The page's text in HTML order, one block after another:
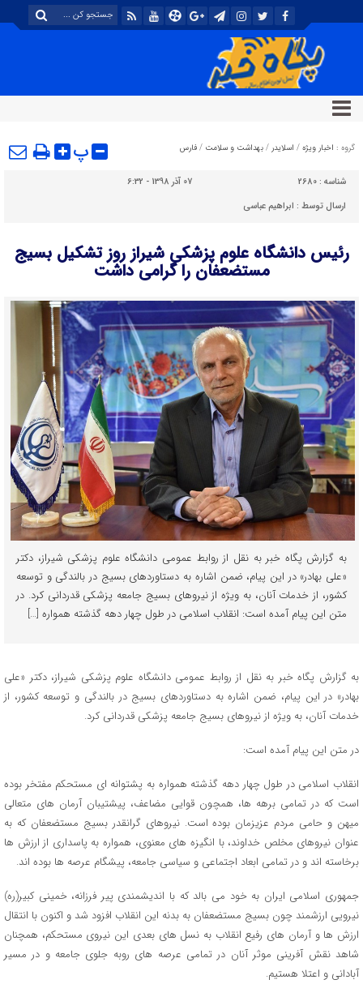
گروه : اخبار ویژه / اسلایدر / بهداشت و سلامت / فارس پ
شناسه : 2680
07 آذر 1398 - 6:32
ارسال توسط : ابراهیم عباسی
رئیس دانشگاه علوم پزشکی شیراز روز تشکیل بسیج
مستضعفان را گرامی داشت
به گزارش پگاه خبر به نقل از روابط عمومی دانشگاه علوم پزشکی شیراز، دکتر
«علی بهادر» در این پیام، ضمن اشاره به دستاوردهای بسیج در بالندگی و توسعه
کشور، از خدمات آنان، به ویژه از نیروهای بسیج جامعه پزشکی قدردانی کرد. در
متن این پیام آمده است: انقلاب اسلامی در طول چهار دهه گذشته همواره […]
به گزارش پگاه خبر به نقل از روابط عمومی دانشگاه علوم پزشکی شیراز، دکتر «علی
بهادر» در این پیام، ضمن اشاره به دستاوردهای بسیج در بالندگی و توسعه کشور، از
خدمات آنان، به ویژه از نیروهای بسیج جامعه پزشکی قدردانی کرد.
در متن این پیام آمده است:
انقلاب اسلامی در طول چهار دهه گذشته همواره به پشتوانه ای مستحکم مفتخر بوده
است که در تمامی برهه ها، همچون قوایی مضاعف، پیشتیبان آرمان های متعالی
میهن و حامی مردم عزیزمان بوده است. نیروهای گرانقدر بسیج مستضعفان که به
عنوان نیروهای مخلص خداوند، با انگیزه های معنوی، همواره به پاسداری از ارزش ها
برخاسته اند و در تمامی ابعاد اجتماعی و سیاسی جامعه، پیشگام عرصه ها بوده اند.
جمهوری اسلامی ایران به خود می بالد که با اندیشمندی پیر فرزانه، خمینی کبیر(ره)
نیرویی ارزشمند چون بسیج مستضعفان به بدنه این انقلاب افزود شد و اکنون با انتقال
ارزش ها و آرمان های رفیع انقلاب به نسل های بعدی این نیروی مستحکم، همچنان
شاهد نقش آفرینی موثر آنان در تمامی عرصه های روبه جلوی جامعه و در مسیر
آبادانی و اعتلا هستیم.